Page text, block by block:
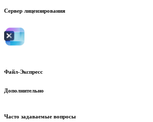
Сервер лицензирования
Файл-Экспресс
Дополнительно
Часто задаваемые вопросы